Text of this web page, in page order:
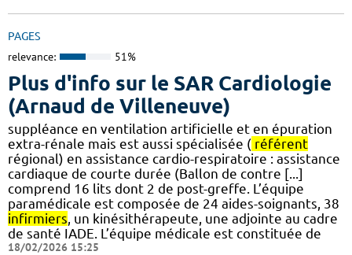
PAGES
relevance: 51%
Plus d'info sur le SAR Cardiologie
(Arnaud de Villeneuve)
suppléance en ventilation artificielle et en épuration
extra-rénale mais est aussi spécialisée ( référent
régional) en assistance cardio-respiratoire : assistance
cardiaque de courte durée (Ballon de contre [...]
comprend 16 lits dont 2 de post-greffe. L’équipe
paramédicale est composée de 24 aides-soignants, 38
infirmiers, un kinésithérapeute, une adjointe au cadre
de santé IADE. L’équipe médicale est constituée de
18/02/2026 15:25